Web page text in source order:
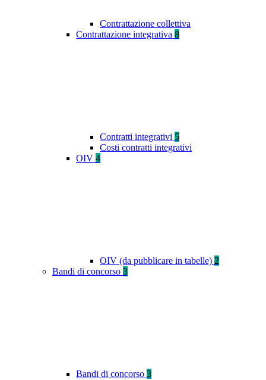
Contrattazione collettiva
Contrattazione integrativa 8
Contratti integrativi 5
Costi contratti integrativi
OIV 4
OIV (da pubblicare in tabelle) 2
Bandi di concorso 3
Bandi di concorso 3